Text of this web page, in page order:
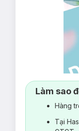
Làm sao
Hàng
Tại